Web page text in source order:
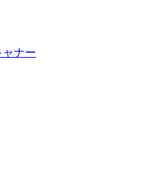
ャナー